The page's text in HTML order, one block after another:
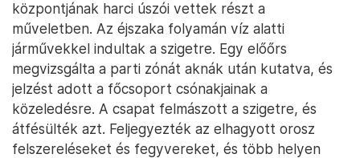
központjának harci úszói vettek részt a
műveletben. Az éjszaka folyamán víz alatti
járművekkel indultak a szigetre. Egy előőrs
megvizsgálta a parti zónát aknák után kutatva, és
jelzést adott a főcsoport csónakjainak a
közeledésre. A csapat felmászott a szigetre, és
átfésülték azt. Feljegyezték az elhagyott orosz
felszereléseket és fegyvereket, és több helyen